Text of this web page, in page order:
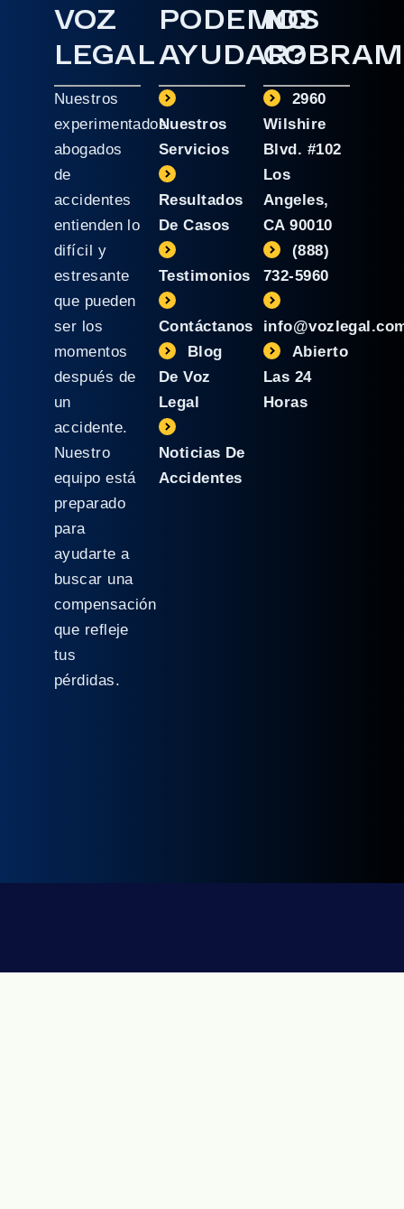
VOZ
LEGAL
Nuestros
experimentados
abogados
de
accidentes
entienden lo
difícil y
estresante
que pueden
ser los
momentos
después de
un
accidente.
Nuestro
equipo está
preparado
para
ayudarte a
buscar una
compensación
que refleje
tus
pérdidas.
PODEMOS
AYUDAR?
Nuestros
Servicios
Resultados
De Casos
Testimonios
Contáctanos
Blog
De Voz
Legal
Noticias De
Accidentes
NO
2960
Wilshire
Blvd. #102
Los
Angeles,
CA 90010
(888)
732-5960
Abierto
Las 24
Horas